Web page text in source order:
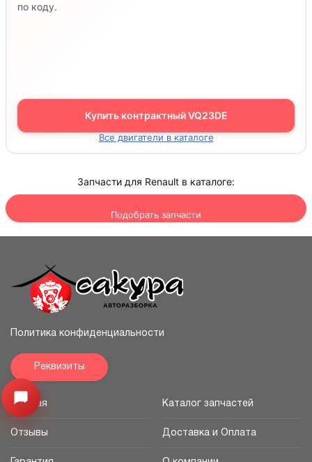
по коду.
Купить контрактный VQ23DE
Все двигатели в каталоге
Запчасти для Renault в каталоге:
Подобрать запчасти
Узнайте цену запчасти -> Открыть меню
Политика конфиденциальности
Реквизиты
Главная Каталог запчастей
Отзывы Доставка и Оплата